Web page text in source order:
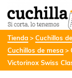
Tienda Cuchillos
Cuchillos de mesa
Victorinox Swiss